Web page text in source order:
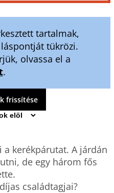
tartalmak,
tükrözi.
olvassa el a
.
frissítése
a kerékpárutat. A járdán
de egy három fős
családtagjai?